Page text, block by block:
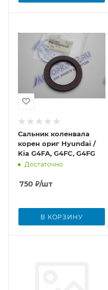
Сальник коленвала
корен ориг Hyundai /
Kia G4FA, G4FC, G4FG
Достаточно
750 ₽/шт
В КОРЗИНУ